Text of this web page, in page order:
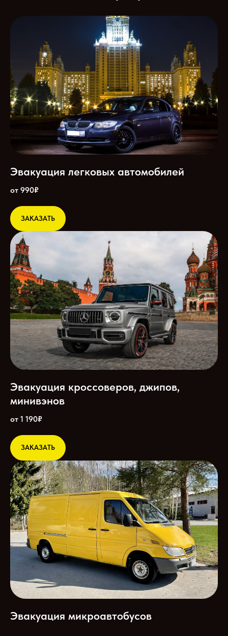
Эвакуация легковых автомобилей
от 990₽
ЗАКАЗАТЬ
Эвакуация кроссоверов, джипов,
минивэнов
от 1 190₽
ЗАКАЗАТЬ
Эвакуация микроавтобусов